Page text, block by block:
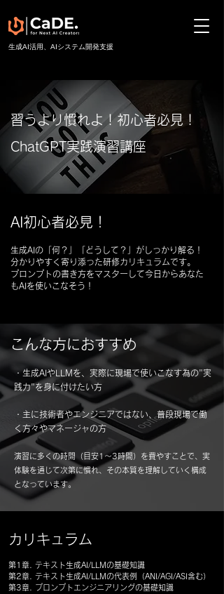
​生成AI活用、AIシステム開発支援
習うより慣れよ！初心者必見！
ChatGPT実践演習講座
AI初心者必見！
生成AIの「何？」「どうして？」がしっかり解る！
分かりやすく寄り添った研修カリキュラムです。
プロンプトの書き方をマスターして今日からあなた
もAIを使いこなそう！
こんな方におすすめ
・生成AIやLLMを、実際に現場で使いこなす為の"実
践力"を身に付けたい方
・主に技術者やエンジニアではない、普段現場で働
く方々やマネージャの方
演習に多くの時間（目安1～3時間）を費やすことで、実
体験を通じて次第に慣れ、その本質を理解していく構成
となっています。
​カリキュラム
第1章. テキスト生成AI/LLMの基礎知識
第2章. テキスト生成AI/LLMの代表例（ANI/AGI/ASI含む）
第3章. プロンプトエンジニアリングの基礎知識